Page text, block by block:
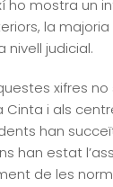
ho mostra
la
judicial.
xifres
i als
han
estat
de les